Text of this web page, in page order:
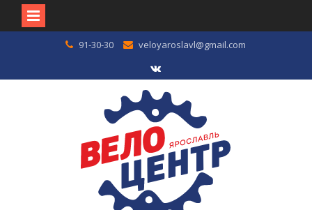
91-30-30 veloyaroslavl@gmail.com
VK